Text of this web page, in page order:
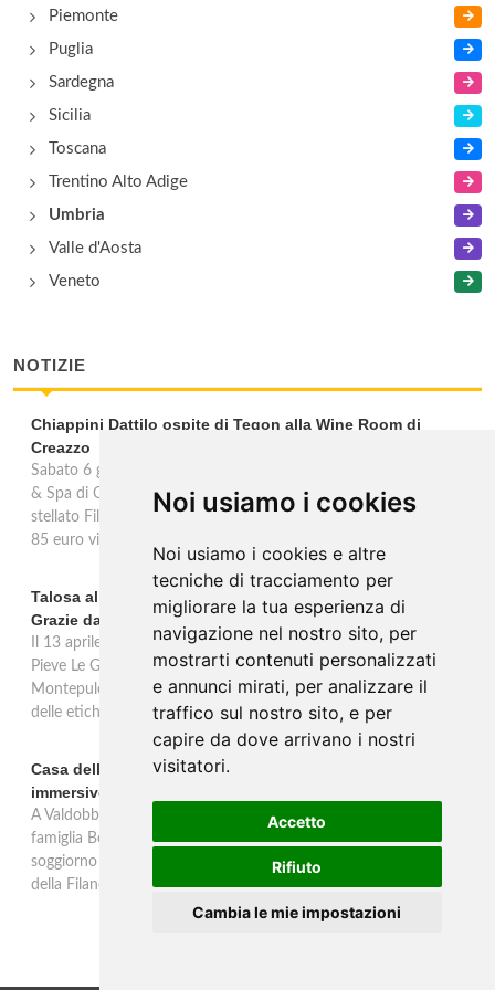
Noi usiamo i cookies
Noi usiamo i cookies e altre
tecniche di tracciamento per
migliorare la tua esperienza di
navigazione nel nostro sito, per
mostrarti contenuti personalizzati
e annunci mirati, per analizzare il
traffico sul nostro sito, e per
capire da dove arrivano i nostri
visitatori.
Accetto
Rifiuto
Cambia le mie impostazioni
Piemonte
Puglia
Sardegna
Sicilia
Toscana
Trentino Alto Adige
Umbria
Valle d'Aosta
Veneto
NOTIZIE
Chiappini Dattilo ospite di Tegon alla Wine Room di
Creazzo
Sabato 6 giugno 2026 la Wine Room by Luca Tegon, al GHV Hotel
& Spa di Creazzo (VI), ospita una cena a quattro mani con lo chef
stellato Filippo Chiappini Dattilo: percorso degustazione alle 20.00,
85 euro vini esclusi.
Talosa al Vinitaly 2026: una verticale inedita del Pieve Le
Grazie dal 2016 al 2020
Il 13 aprile 2026 al Vinitaly, Talosa presenta la verticale inedita del
Pieve Le Grazie: cinque annate dal 2016 al 2020 del Nobile di
Montepulciano a 95 punti Vinous, per ripercorrere la genesi di una
delle etichette iconiche di Montepulciano.
Casa dell'Artista: a Valdobbiadene apre il soggiorno
immersivo tra arte e vino di Bortolomiol
A Valdobbiadene, nel cuore delle colline Patrimonio Unesco, la
famiglia Bortolomiol apre al pubblico la Casa dell'Artista: un
soggiorno immersivo tra arte, natura e vino all'interno del Parco
della Filandetta Art and Wine Farm.